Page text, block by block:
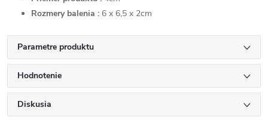
Rozmery balenia : 6 x 6,5 x 2cm
Parametre produktu
Hodnotenie
Diskusia